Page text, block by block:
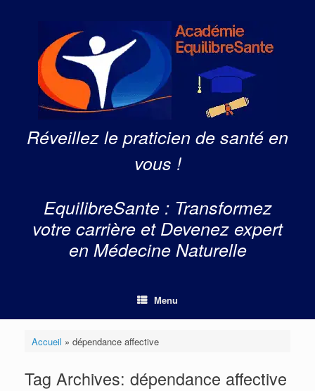
Réveillez le praticien de santé en
vous !
EquilibreSante : Transformez
votre carrière et Devenez expert
en Médecine Naturelle
Menu
Accueil » dépendance affective
Tag Archives: dépendance affective